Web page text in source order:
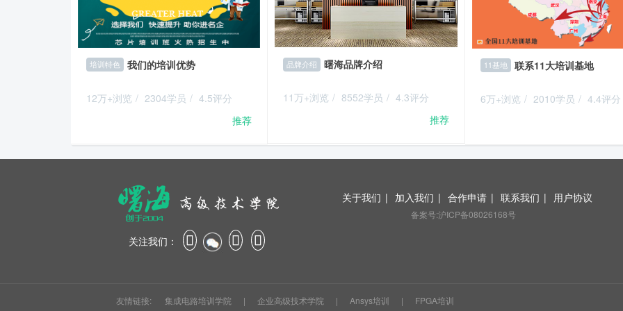
培训特色 我们的培训优势
12万+浏览 / 2304学员 / 4.5评分
推荐
品牌介绍 曙海品牌介绍
11万+浏览 / 8552学员 / 4.3评分
推荐
11基地 联系11大培训基地
6万+浏览 / 2010学员 / 4.4评分
关于我们 | 加入我们 | 合作申请 | 联系我们 | 用户协议
备案号:沪ICP备08026168号
关注我们：
友情链接: 集成电路培训学院 | 企业高级技术学院 | Ansys培训 | FPGA培训